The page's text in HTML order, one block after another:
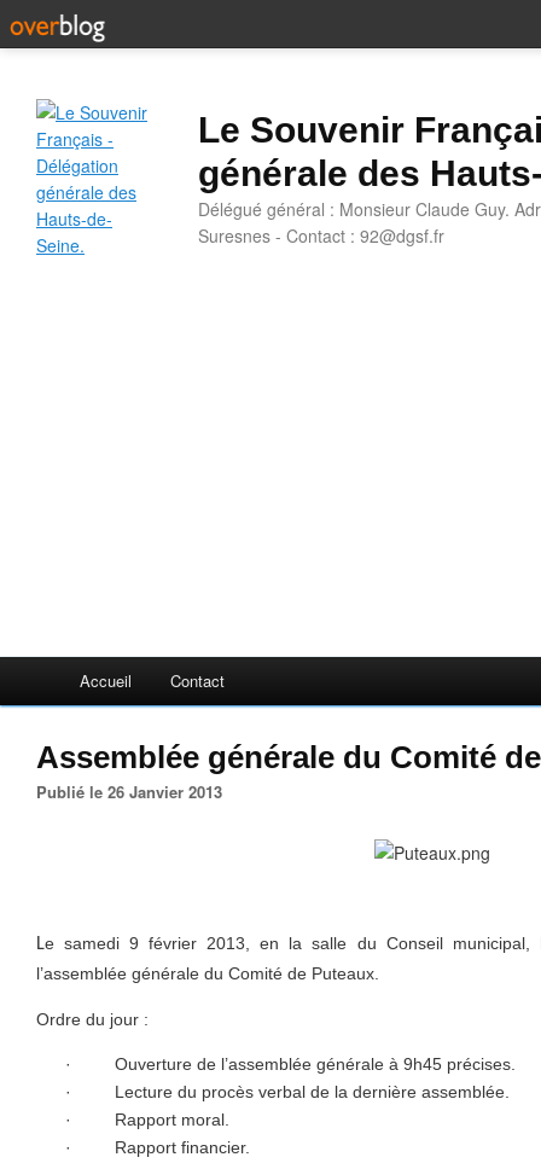
Le Souvenir
générale des
Délégué général : Monsieur Claude Guy.
Suresnes - Contact : 92@dgsf.fr
Accueil Contact
Assemblée générale du Comité
Publié le 26 Janvier 2013
Le samedi 9 février 2013, en la salle du Conseil municipal,
l’assemblée générale du Comité de Puteaux.
Ordre du jour :
·
Ouverture de l’assemblée générale à 9h45 précises.
·
Lecture du procès verbal de la dernière assemblée.
·
Rapport moral.
·
Rapport financier.